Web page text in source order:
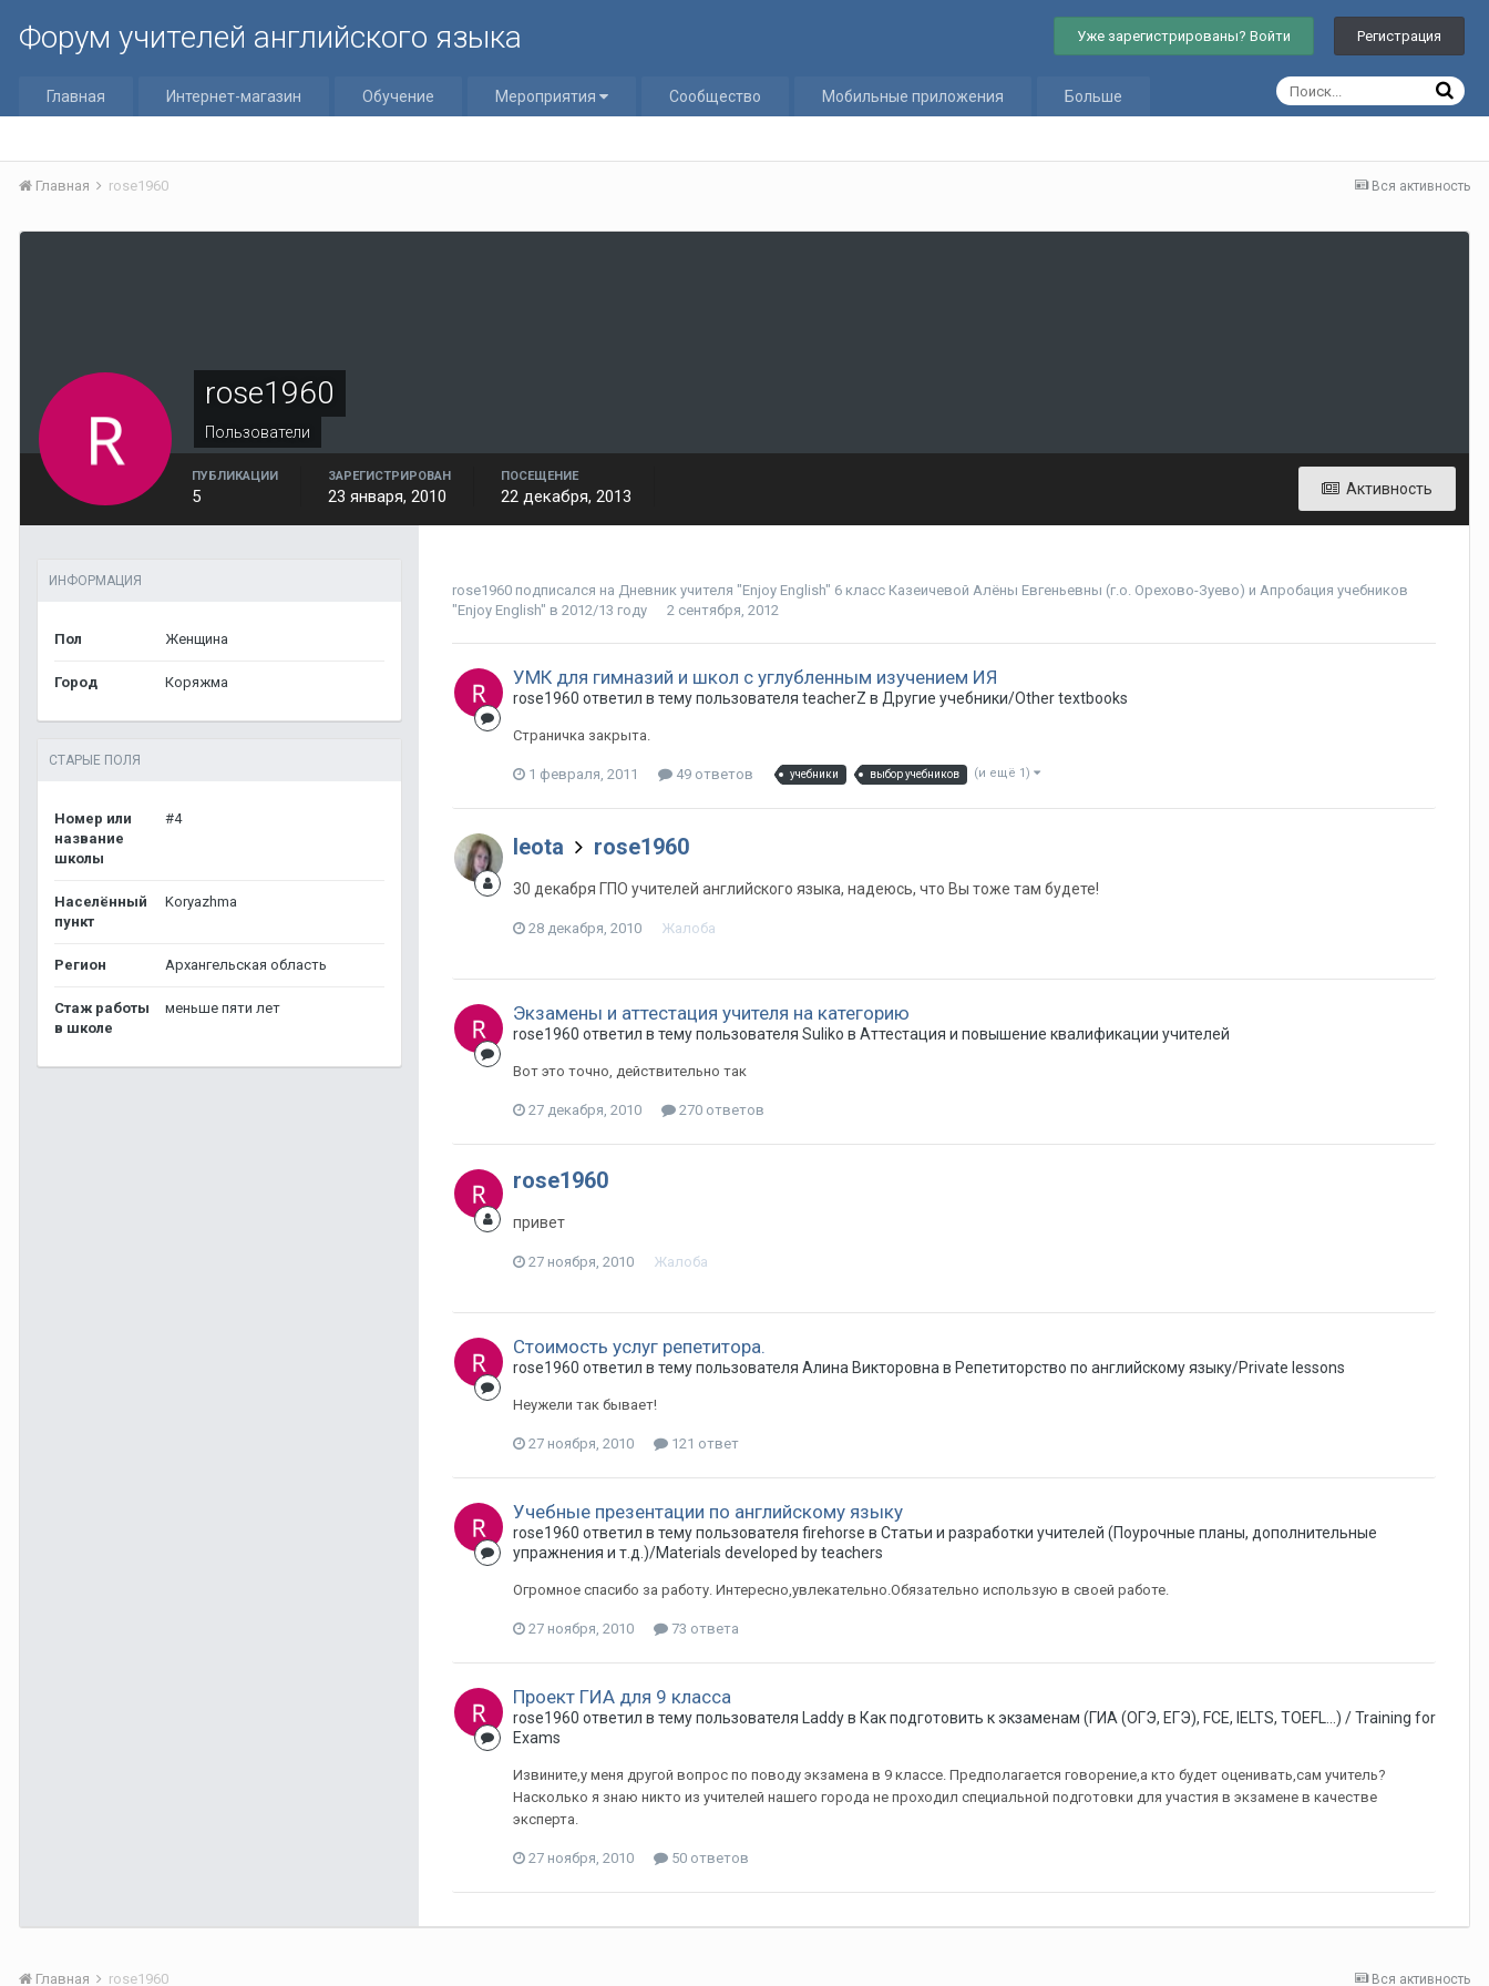
Форум учителей английского языка Уже зарегистрированы? Войти Регистрация
Главная Интернет-магазин Обучение Мероприятия Сообщество Мобильные приложения Больше
Вся активность
Главная rose1960
rose1960
Пользователи
Активность
ПУБЛИКАЦИИ
5
ЗАРЕГИСТРИРОВАН
23 января, 2010
ПОСЕЩЕНИЕ
22 декабря, 2013
ИНФОРМАЦИЯ
Пол Женщина
Город Коряжма
СТАРЫЕ ПОЛЯ
Номер или
название
школы
#4
Населённый
пункт
Koryazhma
Регион Архангельская область
Стаж работы
в школе
меньше пяти лет
rose1960 подписался на Дневник учителя "Enjoy English" 6 класс Казеичевой Алёны Евгеньевны (г.о. Орехово-Зуево) и Апробация учебников
"Enjoy English" в 2012/13 году
2 сентября, 2012
УМК для гимназий и школ с углубленным изучением ИЯ
rose1960 ответил в тему пользователя teacherZ в Другие учебники/Other textbooks
Страничка закрыта.
1 февраля, 2011 49 ответов учебники выбор учебников (и ещё 1)
leota rose1960
30 декабря ГПО учителей английского языка, надеюсь, что Вы тоже там будете!
28 декабря, 2010 Жалоба
Экзамены и аттестация учителя на категорию
rose1960 ответил в тему пользователя Suliko в Аттестация и повышение квалификации учителей
Вот это точно, действительно так
27 декабря, 2010 270 ответов
rose1960
привет
27 ноября, 2010 Жалоба
Стоимость услуг репетитора.
rose1960 ответил в тему пользователя Алина Викторовна в Репетиторство по английскому языку/Private lessons
Неужели так бывает!
27 ноября, 2010 121 ответ
Учебные презентации по английскому языку
rose1960 ответил в тему пользователя firehorse в Статьи и разработки учителей (Поурочные планы, дополнительные
упражнения и т.д.)/Materials developed by teachers
Огромное спасибо за работу. Интересно,увлекательно.Обязательно использую в своей работе.
27 ноября, 2010 73 ответа
Проект ГИА для 9 класса
rose1960 ответил в тему пользователя Laddy в Как подготовить к экзаменам (ГИА (ОГЭ, ЕГЭ), FCE, IELTS, TOEFL...) / Training for
Exams
Извините,у меня другой вопрос по поводу экзамена в 9 классе. Предполагается говорение,а кто будет оценивать,сам учитель?
Насколько я знаю никто из учителей нашего города не проходил специальной подготовки для участия в экзамене в качестве
эксперта.
27 ноября, 2010 50 ответов
Вся активность
Главная rose1960